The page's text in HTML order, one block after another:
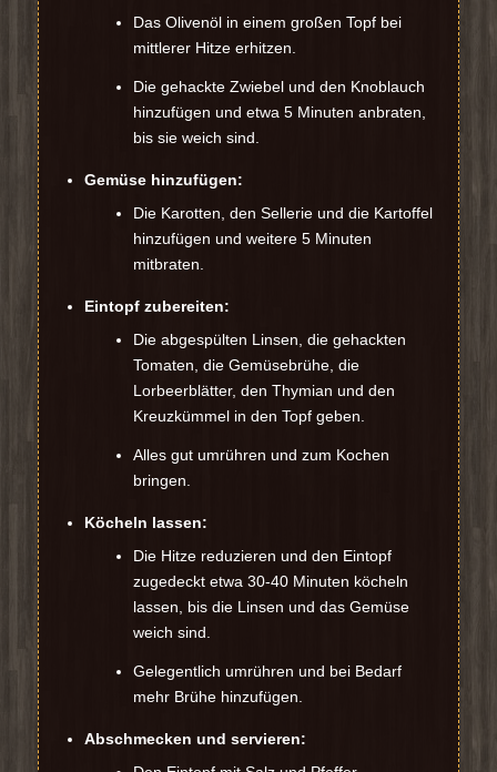
Das Olivenöl in einem großen Topf bei
mittlerer Hitze erhitzen.
Die gehackte Zwiebel und den Knoblauch
hinzufügen und etwa 5 Minuten anbraten,
bis sie weich sind.
Gemüse hinzufügen:
Die Karotten, den Sellerie und die Kartoffel
hinzufügen und weitere 5 Minuten
mitbraten.
Eintopf zubereiten:
Die abgespülten Linsen, die gehackten
Tomaten, die Gemüsebrühe, die
Lorbeerblätter, den Thymian und den
Kreuzkümmel in den Topf geben.
Alles gut umrühren und zum Kochen
bringen.
Köcheln lassen:
Die Hitze reduzieren und den Eintopf
zugedeckt etwa 30-40 Minuten köcheln
lassen, bis die Linsen und das Gemüse
weich sind.
Gelegentlich umrühren und bei Bedarf
mehr Brühe hinzufügen.
Abschmecken und servieren: